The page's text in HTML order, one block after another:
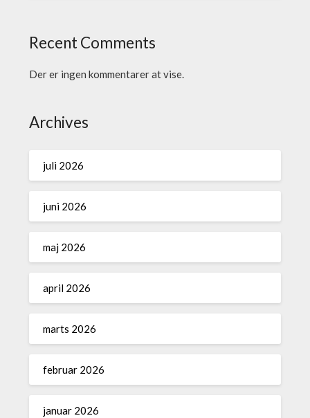
Recent Comments
Der er ingen kommentarer at vise.
Archives
juli 2026
juni 2026
maj 2026
april 2026
marts 2026
februar 2026
januar 2026